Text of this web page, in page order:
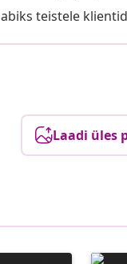
teistele
Laadi üles